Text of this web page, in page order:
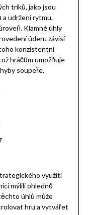
triků, jako jsou
a udržení rytmu,
Klamné úhly
úderu závisí
konzistentní
hráčům umožňuje
soupeře.
využití
mýlili ohledně
úhlů může
hru a vytvářet